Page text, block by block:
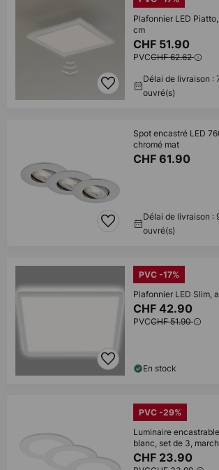
Plafonnier LED
cm
CHF 51.90
PVCCHF 62.62
Délai de livraison :
ouvré(s)
Spot encastré LED
chromé mat
CHF 61.90
Délai de livraison :
ouvré(s)
PVC -17%
Plafonnier LED Slim,
CHF 42.90
PVCCHF 51.90
En stock
PVC -29%
Luminaire
blanc, set de 3,
CHF 23.90